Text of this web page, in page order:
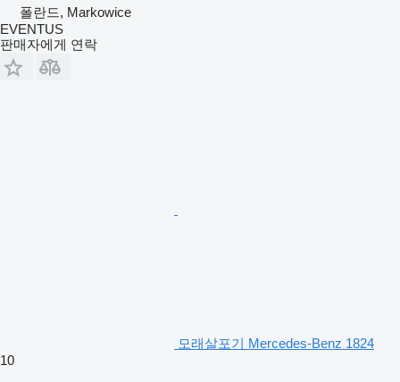
폴란드, Markowice
EVENTUS
판매자에게 연락
모래살포기 Mercedes-Benz 1824
10